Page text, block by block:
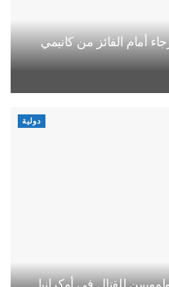
أمام الفائز من كانيمي
دولية